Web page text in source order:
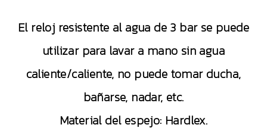
El reloj resistente al agua de 3 bar se puede
utilizar para lavar a mano sin agua
caliente/caliente, no puede tomar ducha,
bañarse, nadar, etc.
Material del espejo: Hardlex.